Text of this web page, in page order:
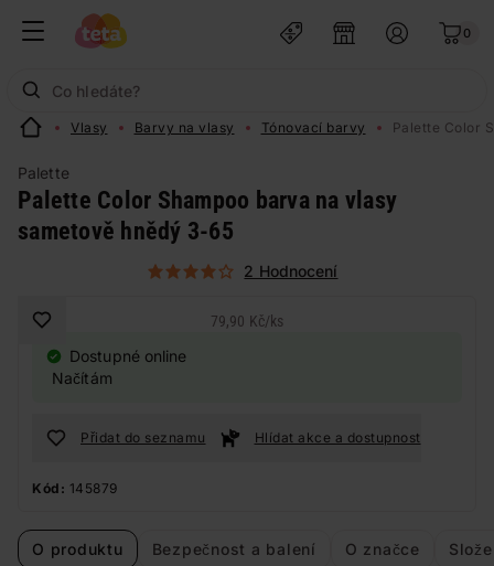
0
Vlasy Barvy na vlasy Tónovací barvy Palette Color
Palette
Palette Color Shampoo barva na vlasy
sametově hnědý 3-65
2 Hodnocení
79,90 Kč/ks
Dostupné online
Načítám
Přidat do seznamu Hlídat akce a dostupnost
Kód: 145879
O produktu Bezpečnost a balení O značce